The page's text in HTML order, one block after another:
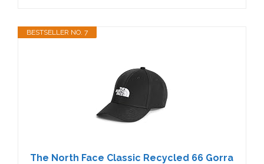
BESTSELLER NO. 7
The North Face Classic Recycled 66 Gorra